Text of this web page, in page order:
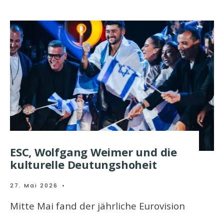
ESC, Wolfgang Weimer und die
kulturelle Deutungshoheit
27. Mai 2026 •
Mitte Mai fand der jährliche Eurovision